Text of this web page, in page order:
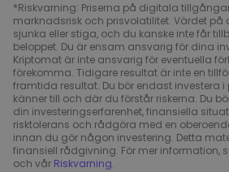
*Riskvarning: Priserna på digitala
marknadsrisk och prisvolatilitet. Värdet på
sjunka eller stiga, och du kanske inte får
beloppet. Du är ensam ansvarig för dina
Kriptomat är inte ansvarig för eventuella
förekomma. Tidigare resultat är inte en
framtida resultat. Du bör endast investera i
känner till och där du förstår riskerna. Du
din investeringserfarenhet, finansiella
risktolerans och rådgöra med en
innan du gör någon investering. Detta
finansiell rådgivning. För mer information,
och vår Riskvarning.